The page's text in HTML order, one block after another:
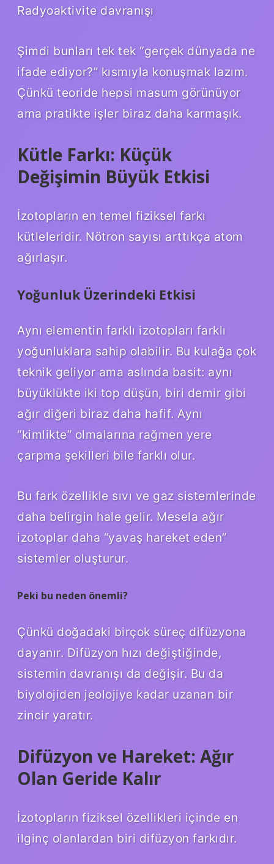
Radyoaktivite davranışı
Şimdi bunları tek tek “gerçek dünyada ne
ifade ediyor?” kısmıyla konuşmak lazım.
Çünkü teoride hepsi masum görünüyor
ama pratikte işler biraz daha karmaşık.
Kütle Farkı: Küçük
Değişimin Büyük Etkisi
İzotopların en temel fiziksel farkı
kütleleridir. Nötron sayısı arttıkça atom
ağırlaşır.
Yoğunluk Üzerindeki Etkisi
Aynı elementin farklı izotopları farklı
yoğunluklara sahip olabilir. Bu kulağa çok
teknik geliyor ama aslında basit: aynı
büyüklükte iki top düşün, biri demir gibi
ağır diğeri biraz daha hafif. Aynı
“kimlikte” olmalarına rağmen yere
çarpma şekilleri bile farklı olur.
Bu fark özellikle sıvı ve gaz sistemlerinde
daha belirgin hale gelir. Mesela ağır
izotoplar daha “yavaş hareket eden”
sistemler oluşturur.
Peki bu neden önemli?
Çünkü doğadaki birçok süreç difüzyona
dayanır. Difüzyon hızı değiştiğinde,
sistemin davranışı da değişir. Bu da
biyolojiden jeolojiye kadar uzanan bir
zincir yaratır.
Difüzyon ve Hareket: Ağır
Olan Geride Kalır
İzotopların fiziksel özellikleri içinde en
ilginç olanlardan biri difüzyon farkıdır.